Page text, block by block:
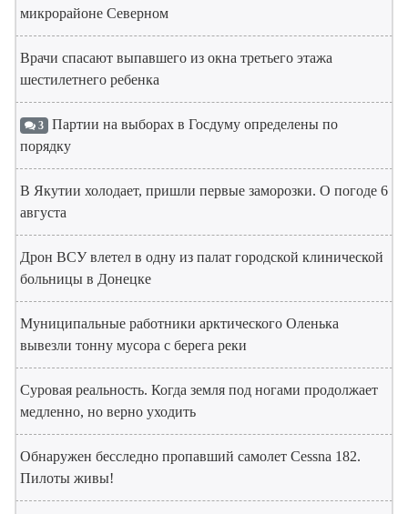
микрорайоне Северном
Врачи спасают выпавшего из окна третьего этажа
шестилетнего ребенка
3 Партии на выборах в Госдуму определены по
порядку
В Якутии холодает, пришли первые заморозки. О погоде 6
августа
Дрон ВСУ влетел в одну из палат городской клинической
больницы в Донецке
Муниципальные работники арктического Оленька
вывезли тонну мусора с берега реки
Суровая реальность. Когда земля под ногами продолжает
медленно, но верно уходить
Обнаружен бесследно пропавший самолет Cessna 182.
Пилоты живы!